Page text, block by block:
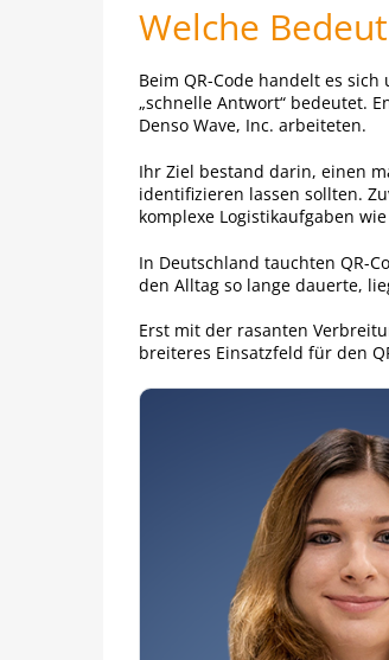
Welche
Beim QR-Code handelt es
„schnelle Antwort“ bedeutet.
Denso Wave, Inc. arbeiteten.
Ihr Ziel bestand darin, einen
identifizieren lassen sollten.
komplexe Logistikaufgaben
In Deutschland tauchten QR-
den Alltag so lange dauerte,
Erst mit der rasanten
breiteres Einsatzfeld für den